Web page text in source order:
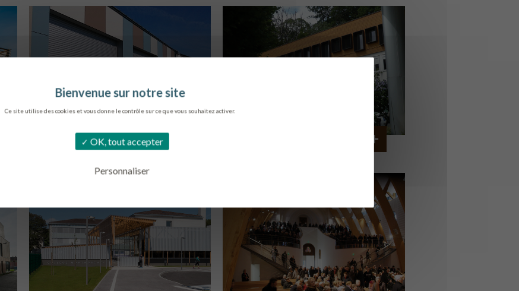
Ce site utilise des cookies et vous donne le contrôle sur ce que vous souhaitez activer.
OK, tout accepter
Personnaliser
COLLÈGE DE CORDEMAIS
CORDEMAIS